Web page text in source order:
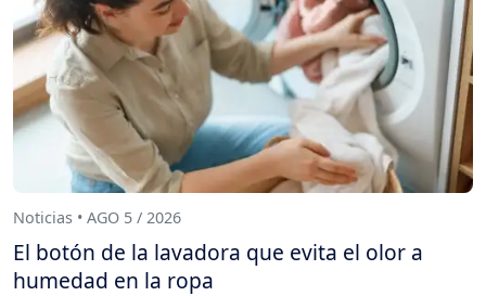
Noticias • AGO 5 / 2026
El botón de la lavadora que evita el olor a
humedad en la ropa